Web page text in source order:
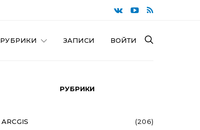
РУБРИКИ ЗАПИСИ ВОЙТИ
РУБРИКИ
ARCGIS (206)